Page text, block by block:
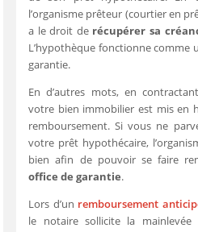
l’organisme prêteur (courtier en
a le droit de récupérer sa
L’hypothèque fonctionne comme
garantie.
En d’autres mots, en
votre bien immobilier est mis en
remboursement. Si vous ne
votre prêt hypothécaire,
bien afin de pouvoir se faire
office de garantie.
Lors d’un remboursement
le notaire sollicite la mainlevée